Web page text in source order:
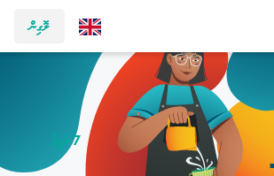
ލޮގިން
7 ވަޒީފާ